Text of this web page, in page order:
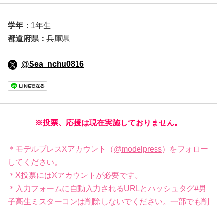
学年： 1年生
都道府県： 兵庫県
@Sea_nchu0816
※投票、応援は現在実施しておりません。
＊モデルプレスXアカウント（@modelpress）をフォロー
してください。
＊X投票にはXアカウントが必要です。
＊入力フォームに自動入力されるURLとハッシュタグ#男
子高生ミスターコンは削除しないでください。一部でも削